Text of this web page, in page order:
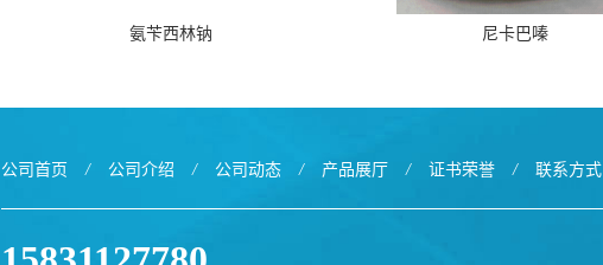
氨苄西林钠 尼卡巴嗪
公司首页 / 公司介绍 / 公司动态 / 产品展厅 / 证书荣誉 / 联系方式